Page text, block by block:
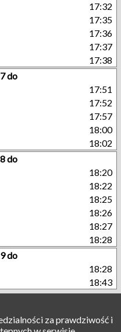
17:32
17:35
17:36
17:37
17:38
do
17:51
17:52
17:57
18:00
18:02
do
18:20
18:22
18:25
18:26
18:27
18:28
do
18:28
18:43
za prawdziwość i